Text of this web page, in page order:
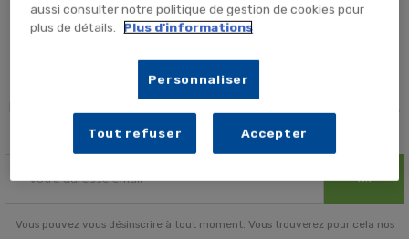
Inscrivez-vous à notre Newsletter
Ne ratez plus aucune promotion, découvrez de nouveaux produits,
profitez d'offres exclusives
OK
Vous pouvez vous désinscrire à tout moment. Vous trouverez pour cela nos
aussi consulter notre politique de gestion de cookies pour
plus de détails.
Plus d'informations
Personnaliser
Tout refuser Accepter